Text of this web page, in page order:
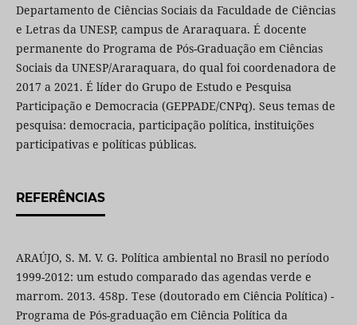
Departamento de Ciências Sociais da Faculdade de Ciências
e Letras da UNESP, campus de Araraquara. É docente
permanente do Programa de Pós-Graduação em Ciências
Sociais da UNESP/Araraquara, do qual foi coordenadora de
2017 a 2021. É líder do Grupo de Estudo e Pesquisa
Participação e Democracia (GEPPADE/CNPq). Seus temas de
pesquisa: democracia, participação política, instituições
participativas e políticas públicas.
REFERÊNCIAS
ARAÚJO, S. M. V. G. Política ambiental no Brasil no período
1999-2012: um estudo comparado das agendas verde e
marrom. 2013. 458p. Tese (doutorado em Ciência Política) -
Programa de Pós-graduação em Ciência Política da